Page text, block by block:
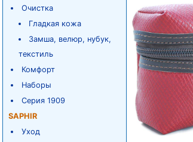
Очистка
Гладкая кожа
Замша, велюр, нубук,
текстиль
Комфорт
Наборы
Серия 1909
SAPHIR
Уход